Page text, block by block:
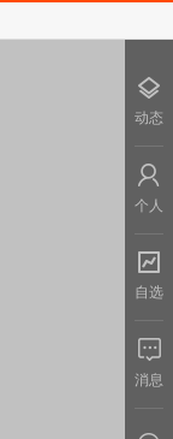
动态
个人
自选
消息